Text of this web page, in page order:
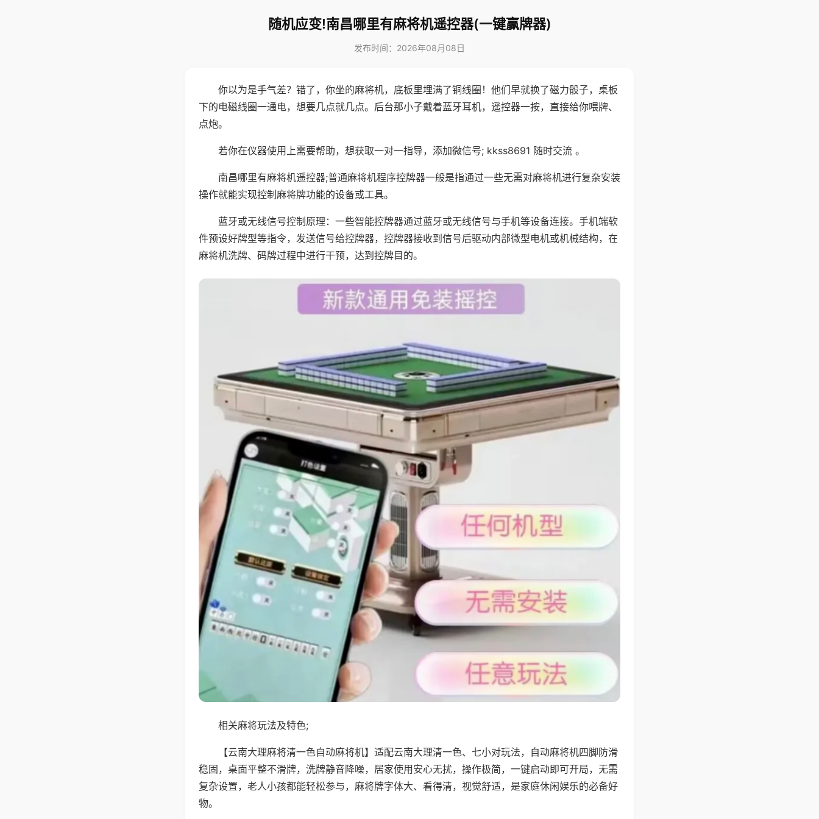
随机应变!南昌哪里有麻将机遥控器(一键赢牌器)
发布时间：2026年08月08日
你以为是手气差？错了，你坐的麻将机，底板里埋满了铜线圈！他们早就换了磁力骰子，桌板
下的电磁线圈一通电，想要几点就几点。后台那小子戴着蓝牙耳机，遥控器一按，直接给你喂牌、
点炮。
若你在仪器使用上需要帮助，想获取一对一指导，添加微信号; kkss8691 随时交流 。
南昌哪里有麻将机遥控器;普通麻将机程序控牌器一般是指通过一些无需对麻将机进行复杂安装
操作就能实现控制麻将牌功能的设备或工具。
蓝牙或无线信号控制原理：一些智能控牌器通过蓝牙或无线信号与手机等设备连接。手机端软
件预设好牌型等指令，发送信号给控牌器，控牌器接收到信号后驱动内部微型电机或机械结构，在
麻将机洗牌、码牌过程中进行干预，达到控牌目的。
相关麻将玩法及特色;
【云南大理麻将清一色自动麻将机】适配云南大理清一色、七小对玩法，自动麻将机四脚防滑
稳固，桌面平整不滑牌，洗牌静音降噪，居家使用安心无扰，操作极简，一键启动即可开局，无需
复杂设置，老人小孩都能轻松参与，麻将牌字体大、看得清，视觉舒适，是家庭休闲娱乐的必备好
物。